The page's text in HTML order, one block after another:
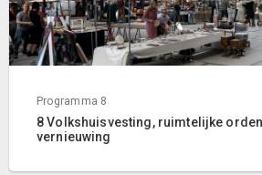
Programma 8
8 Volkshuisvesting, ruimtelijke
vernieuwing